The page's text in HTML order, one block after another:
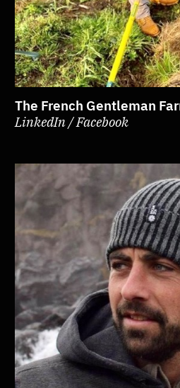
The French Gentleman
LinkedIn / Facebook